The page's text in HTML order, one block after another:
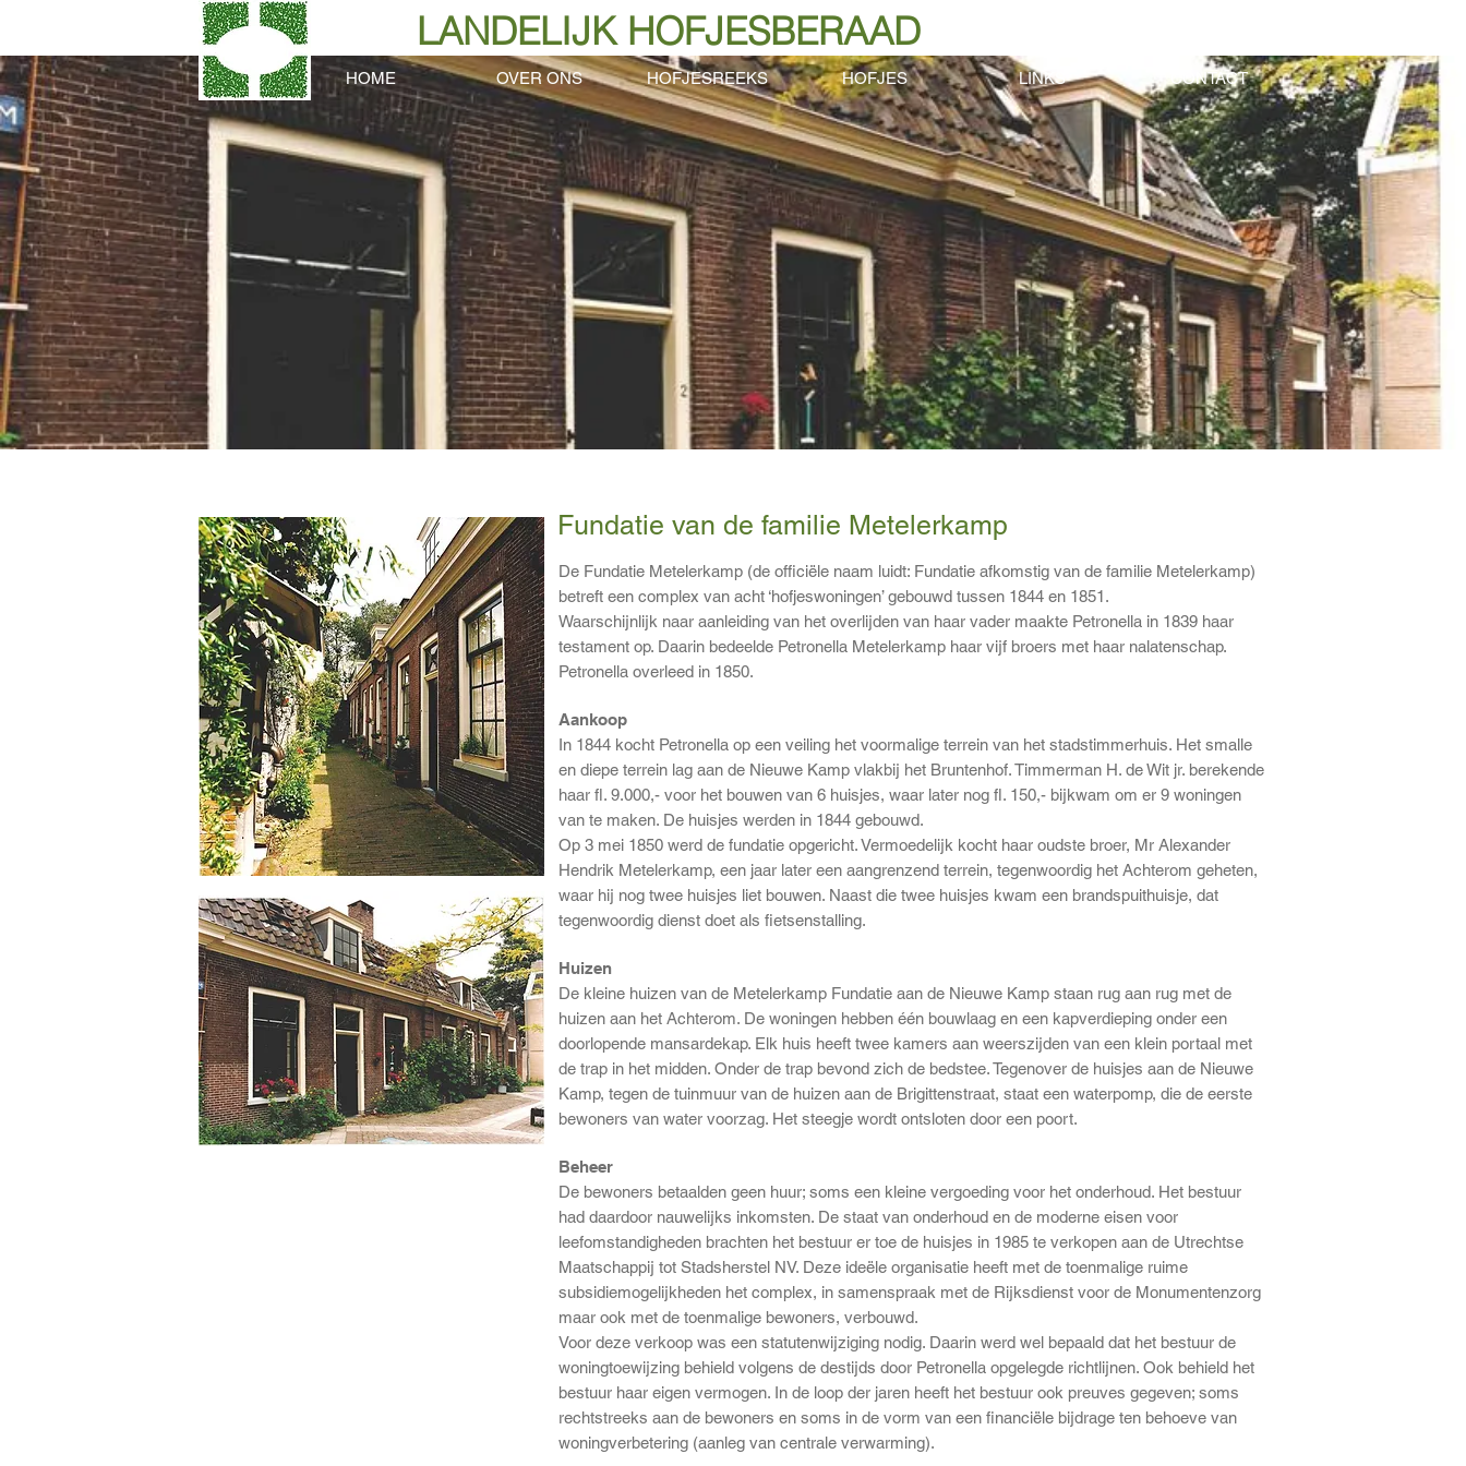
LANDELIJK HOFJESBERAAD
Fundatie van de familie Metelerkamp
De Fundatie Metelerkamp (de officiële naam luidt: Fundatie afkomstig van de familie Metelerkamp)
betreft een complex van acht ‘hofjeswoningen’ gebouwd tussen 1844 en 1851.
Waarschijnlijk naar aanleiding van het overlijden van haar vader maakte Petronella in 1839 haar
testament op. Daarin bedeelde Petronella Metelerkamp haar vijf broers met haar nalatenschap.
Petronella overleed in 1850.
Aankoop
In 1844 kocht Petronella op een veiling het voormalige terrein van het stadstimmerhuis. Het smalle
en diepe terrein lag aan de Nieuwe Kamp vlakbij het Bruntenhof. Timmerman H. de Wit jr. berekende
haar fl. 9.000,- voor het bouwen van 6 huisjes, waar later nog fl. 150,- bijkwam om er 9 woningen
van te maken. De huisjes werden in 1844 gebouwd.
Op 3 mei 1850 werd de fundatie opgericht. Vermoedelijk kocht haar oudste broer, Mr Alexander
Hendrik Metelerkamp, een jaar later een aangrenzend terrein, tegenwoordig het Achterom geheten,
waar hij nog twee huisjes liet bouwen. Naast die twee huisjes kwam een brandspuithuisje, dat
tegenwoordig dienst doet als fietsenstalling.
Huizen
De kleine huizen van de Metelerkamp Fundatie aan de Nieuwe Kamp staan rug aan rug met de
huizen aan het Achterom. De woningen hebben één bouwlaag en een kapverdieping onder een
doorlopende mansardekap. Elk huis heeft twee kamers aan weerszijden van een klein portaal met
de trap in het midden. Onder de trap bevond zich de bedstee. Tegenover de huisjes aan de Nieuwe
Kamp, tegen de tuinmuur van de huizen aan de Brigittenstraat, staat een waterpomp, die de eerste
bewoners van water voorzag. Het steegje wordt ontsloten door een poort.
Beheer
De bewoners betaalden geen huur; soms een kleine vergoeding voor het onderhoud. Het bestuur
had daardoor nauwelijks inkomsten. De staat van onderhoud en de moderne eisen voor
leefomstandigheden brachten het bestuur er toe de huisjes in 1985 te verkopen aan de Utrechtse
Maatschappij tot Stadsherstel NV. Deze ideële organisatie heeft met de toenmalige ruime
subsidiemogelijkheden het complex, in samenspraak met de Rijksdienst voor de Monumentenzorg
maar ook met de toenmalige bewoners, verbouwd.
Voor deze verkoop was een statutenwijziging nodig. Daarin werd wel bepaald dat het bestuur de
woningtoewijzing behield volgens de destijds door Petronella opgelegde richtlijnen. Ook behield het
bestuur haar eigen vermogen. In de loop der jaren heeft het bestuur ook preuves gegeven; soms
rechtstreeks aan de bewoners en soms in de vorm van een financiële bijdrage ten behoeve van
woningverbetering (aanleg van centrale verwarming).
HOME OVER ONS HOFJESREEKS HOFJES LINKS CONTACT